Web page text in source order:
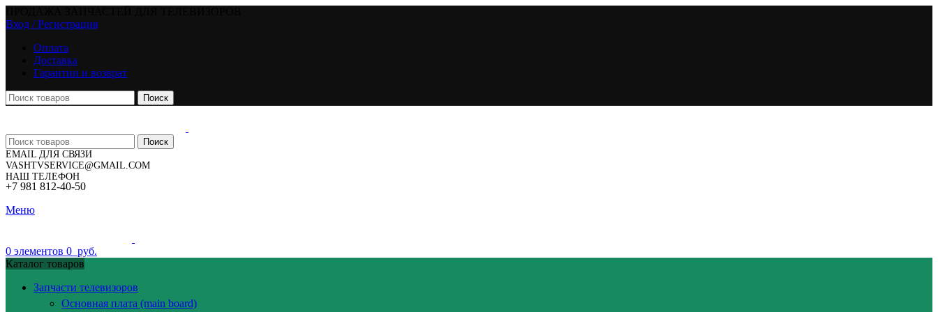
Вход / Регистрация
Оплата
Доставка
Гарантии и возврат
Поиск
Поиск
EMAIL ДЛЯ СВЯЗИ
VASHTVSERVICE@GMAIL.COM
НАШ ТЕЛЕФОН
+7 981 812-40-50
Меню
0 элементов 0 руб.
Каталог товаров
Запчасти телевизоров
Основная плата (main board)